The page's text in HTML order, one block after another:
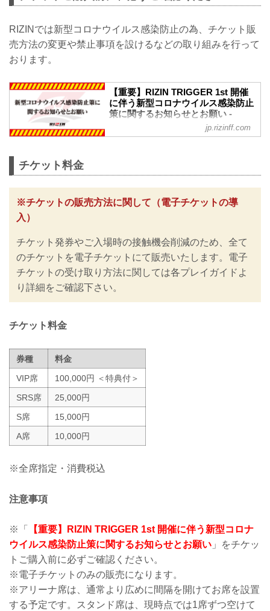
RIZINでは新型コロナウイルス感染防止の為、チケット販
売方法の変更や禁止事項を設けるなどの取り組みを行って
おります。
【重要】RIZIN TRIGGER 1st 開催
に伴う新型コロナウイルス感染防止
策に関するお知らせとお願い -
RIZIN FIGHTING FEDERATION オ
フィシャルサイト
い。
RIZINではイベント開催に際し、日本スポ
ーツ協会が作成した「スポーツイベント
の再開に向けた感染拡大予防ガイドライ
入退場規制の実施、また禁止事項を設け
るなど、新たな取り組みを行いますので
ご案内いたします。
皆さまには大変ご不便をおかけいたしま
すが、安心してご来場・ご観戦いただけ
ますよう努めてまいりますので、何卒ご
jp.rizinff.com
チケット料金
※チケットの販売方法に関して（電子チケットの導
入）
チケット発券やご入場時の接触機会削減のため、全て
のチケットを電子チケットにて販売いたします。電子
チケットの受け取り方法に関しては各プレイガイドよ
り詳細をご確認下さい。
チケット料金
券種
料金
VIP席
100,000円 ＜特典付＞
SRS席
25,000円
S席
15,000円
A席
10,000円
※全席指定・消費税込
注意事項
※「
【重要】RIZIN TRIGGER 1st 開催に伴う新型コロナ
ウイルス感染防止策に関するお知らせとお願い 」をチケッ
トご購入前に必ずご確認ください。
※電子チケットのみの販売になります。
※アリーナ席は、通常より広めに間隔を開けてお席を設置
する予定です。スタンド席は、現時点では1席ずつ空けて